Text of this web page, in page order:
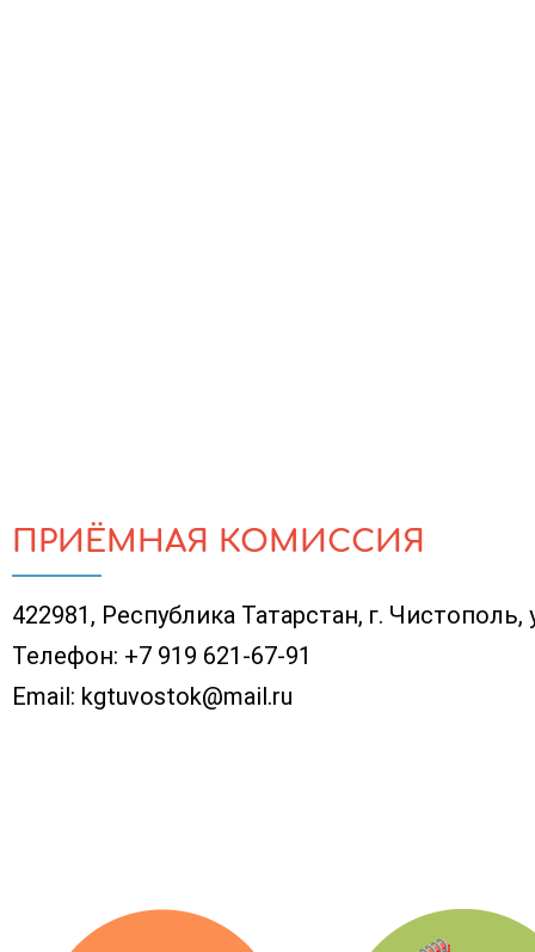
ПРИЁМНАЯ КОМИССИЯ
422981, Республика Татарстан, г.
Телефон: +7 919 621-67-91
Email: kgtuvostok@mail.ru